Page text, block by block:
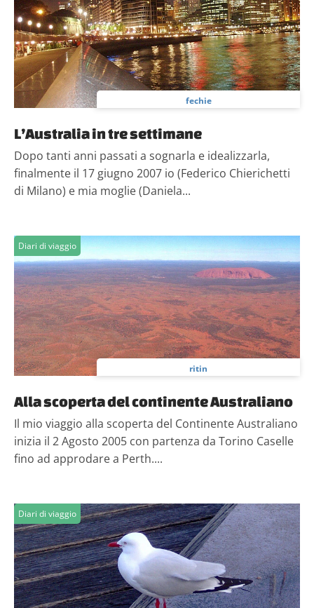
fechie
L’Australia in tre settimane
Dopo tanti anni passati a sognarla e idealizzarla,
finalmente il 17 giugno 2007 io (Federico Chierichetti
di Milano) e mia moglie (Daniela...
Diari di viaggio
ritin
Alla scoperta del continente Australiano
Il mio viaggio alla scoperta del Continente Australiano
inizia il 2 Agosto 2005 con partenza da Torino Caselle
fino ad approdare a Perth....
Diari di viaggio